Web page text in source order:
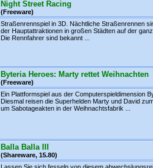
Night Street Racing
(Freeware)
Straßenrennspiel in 3D. Nächtliche Straßenrennen
der Hauptattraktionen in großen Städten auf der
Die Rennfahrer sind bekannt ...
Byteria Heroes: Marty rettet Weihnachten
(Freeware)
Ein Plattformspiel aus der Computerspieldimension
Diesmal reisen die Superhelden Marty und David
um Sabotageakten in der Weihnachtsfabrik ...
Balla Balla III
(Shareware, 15.80)